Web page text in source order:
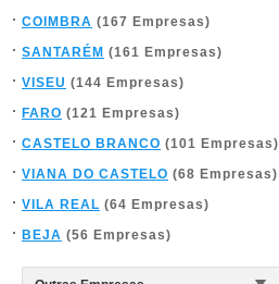
COIMBRA (167 Empresas)
SANTARÉM (161 Empresas)
VISEU (144 Empresas)
FARO (121 Empresas)
CASTELO BRANCO (101 Empresas)
VIANA DO CASTELO (68 Empresas)
VILA REAL (64 Empresas)
BEJA (56 Empresas)